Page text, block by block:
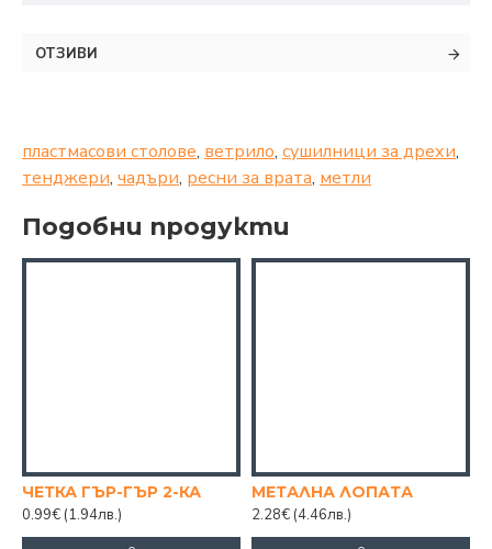
ОТЗИВИ
пластмасови столове, ветрило, сушилници за дрехи,
тенджери, чадъри, ресни за врата, метли
Подобни продукти
ЧЕТКА ГЪР-ГЪР 2-КА
0.99€ (1.94лв.)
МЕТАЛНА ЛОПАТА
2.28€ (4.46лв.)